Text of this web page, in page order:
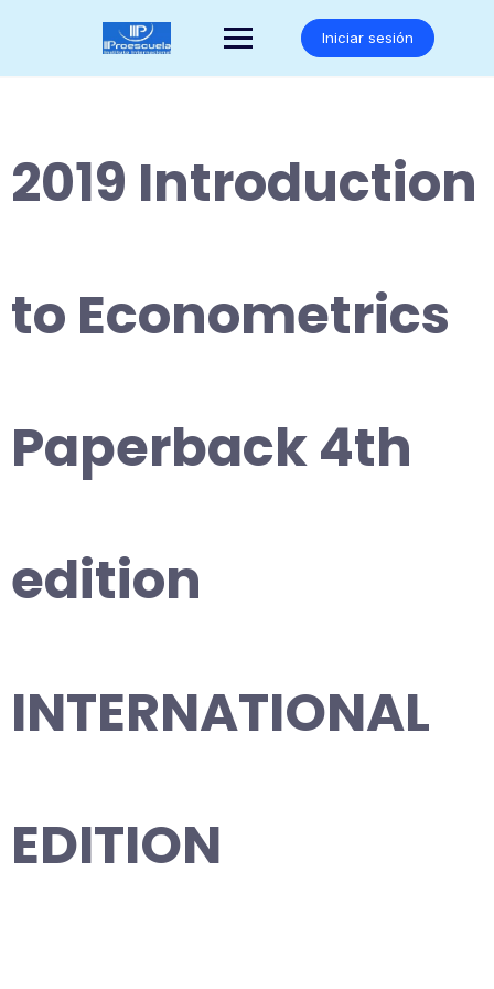
Iniciar sesión
2019 Introduction
to Econometrics
Paperback 4th
edition
INTERNATIONAL
EDITION